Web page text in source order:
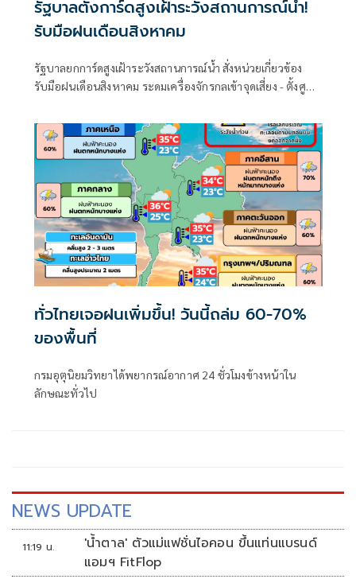
รัฐบาลตั้งการ์ดสูงเฝ้าระวังสถานการณ์น้ำ!
รับมือฝนเดือนสิงหาคม
รัฐบาลยกการ์ดสูงเฝ้าระวังสถานการณ์น้ำ สั่งหน่วยเกี่ยวข้อง
รับมือฝนเดือนสิงหาคม ระดมเครื่องจักรกลเข้าจุดเสี่ยง - ตั้งศูนย์
ทั่วไทยเจอฝนเพิ่มขึ้น! วันนี้ถล่ม 60-70%
ของพื้นที่
กรมอุตุนิยมวิทยาได้พยากรณ์อากาศ 24 ชั่วโมงข้างหน้าใน
ลักษณะทั่วไป
NEWS UPDATE
11:19 น.
'น้ำตาล' ตัวแม่แฟชั่นไอคอน ขึ้นแท่นแบรนด์
แอมฯ FitFlop